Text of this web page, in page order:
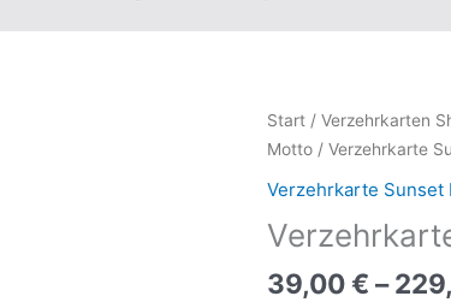
Start / Verzehrkarten
Motto / Verzehrkarte
Verzehrkarte Sunset
39,00€ –
Verzehrkarte
30
Sunset
Beach